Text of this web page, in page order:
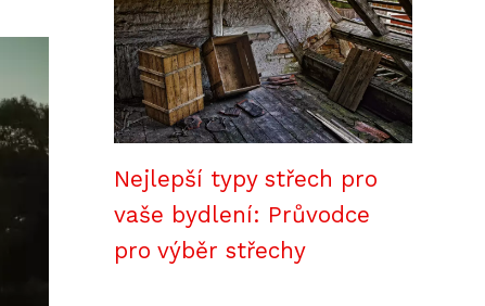
Nejlepší typy střech pro
vaše bydlení: Průvodce
pro výběr střechy